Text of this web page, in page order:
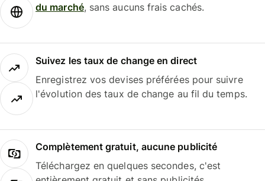
du marché, sans aucuns frais cachés.
Suivez les taux de change en direct
Enregistrez vos devises préférées pour suivre
l'évolution des taux de change au fil du temps.
Complètement gratuit, aucune publicité
Téléchargez en quelques secondes, c'est